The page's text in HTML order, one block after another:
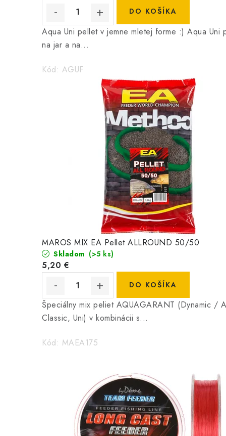
DO KOŠÍKA
Aqua Uni pellet v jemne mletej forme :) Aqua
na jar a na...
Kód: AGUF
MAROS MIX EA Pellet ALLROUND 50/50
Skladom (>5 ks)
5,20 €
DO KOŠÍKA
Špeciálny mix peliet AQUAGARANT (Dynamic
Classic, Uni) v kombinácii s...
Kód: MAEA175